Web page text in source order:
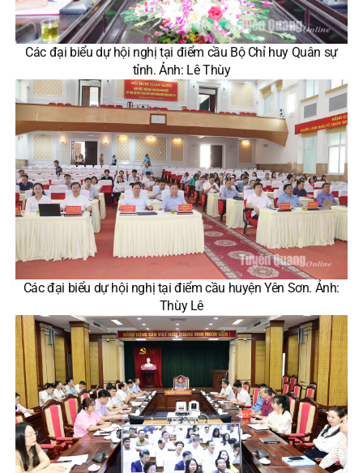
Các đại biểu dự hội nghị tại điểm cầu Bộ Chỉ huy Quân sự
tỉnh. Ảnh: Lê Thùy
Các đại biểu dự hội nghị tại điểm cầu huyện Yên Sơn. Ảnh:
Thùy Lê